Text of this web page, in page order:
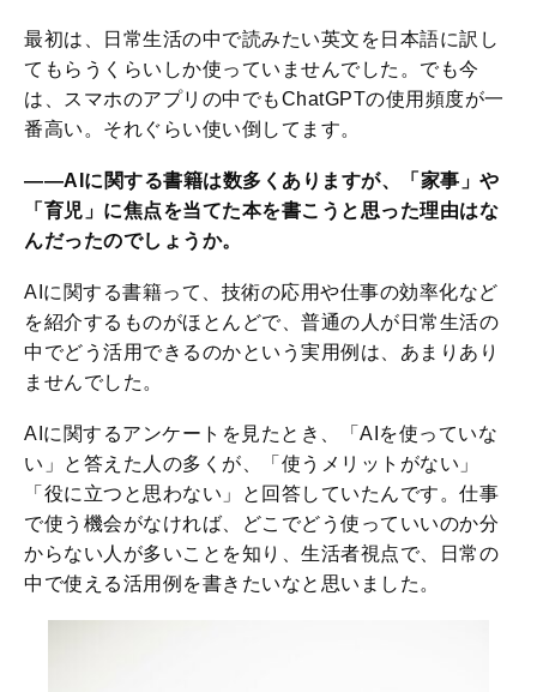
最初は、日常生活の中で読みたい英文を日本語に訳し
てもらうくらいしか使っていませんでした。でも今
は、スマホのアプリの中でもChatGPTの使用頻度が一
番高い。それぐらい使い倒してます。
――AIに関する書籍は数多くありますが、「家事」や
「育児」に焦点を当てた本を書こうと思った理由はな
んだったのでしょうか。
AIに関する書籍って、技術の応用や仕事の効率化など
を紹介するものがほとんどで、普通の人が日常生活の
中でどう活用できるのかという実用例は、あまりあり
ませんでした。
AIに関するアンケートを見たとき、「AIを使っていな
い」と答えた人の多くが、「使うメリットがない」
「役に立つと思わない」と回答していたんです。仕事
で使う機会がなければ、どこでどう使っていいのか分
からない人が多いことを知り、生活者視点で、日常の
中で使える活用例を書きたいなと思いました。